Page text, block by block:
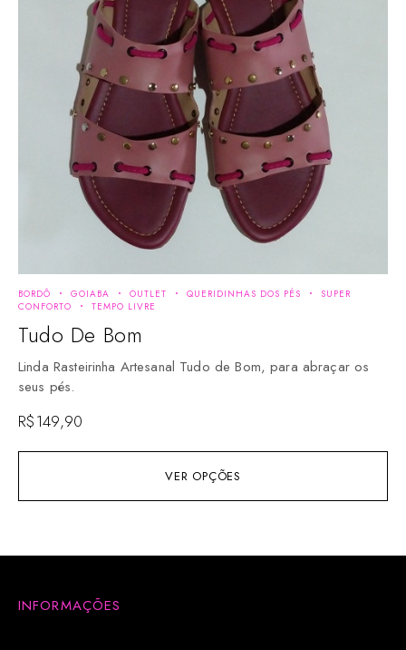
VER OPÇÕES
BORDÔ GOIABA OUTLET QUERIDINHAS DOS PÉS
SUPER
CONFORTO
TEMPO LIVRE
Tudo De Bom
Linda Rasteirinha Artesanal Tudo de Bom, para abraçar os
seus pés.
R$149,90
INFORMAÇÕES